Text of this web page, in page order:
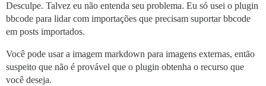
Desculpe. Talvez eu não entenda seu problema. Eu só usei o plugin
bbcode para lidar com importações que precisam suportar bbcode
em posts importados.
Você pode usar a imagem markdown para imagens externas, então
suspeito que não é provável que o plugin obtenha o recurso que
você deseja.